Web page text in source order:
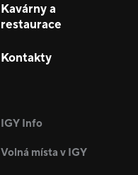
Kavárny a
restaurace
Kontakty
IGY Info
Volná místa v IGY